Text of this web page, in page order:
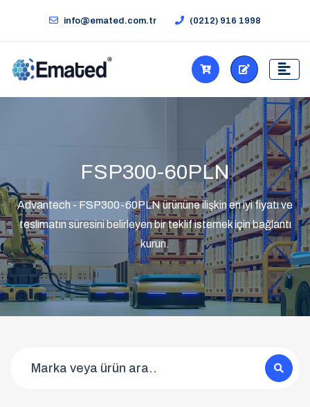
info@emated.com.tr (0212) 916 1998
FSP300-60PLN
Advantech - FSP300-60PLN ürününe ilişkin en iyi fiyatı ve
teslimatın süresini belirleyen bir teklif istemek için bağlantı
kurun.